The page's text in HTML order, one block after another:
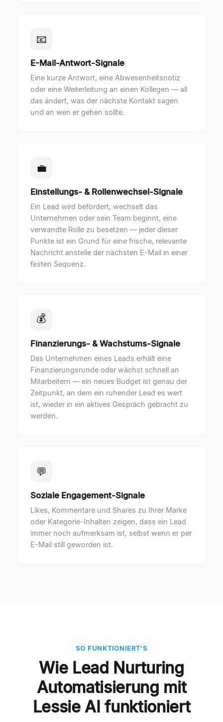
📧
E-Mail-Antwort-Signale
Eine kurze Antwort, eine Abwesenheitsnotiz
oder eine Weiterleitung an einen Kollegen — all
das ändert, was der nächste Kontakt sagen
und an wen er gehen sollte.
💼
Einstellungs- & Rollenwechsel-Signale
Ein Lead wird befördert, wechselt das
Unternehmen oder sein Team beginnt, eine
verwandte Rolle zu besetzen — jeder dieser
Punkte ist ein Grund für eine frische, relevante
Nachricht anstelle der nächsten E-Mail in einer
festen Sequenz.
💰
Finanzierungs- & Wachstums-Signale
Das Unternehmen eines Leads erhält eine
Finanzierungsrunde oder wächst schnell an
Mitarbeitern — ein neues Budget ist genau der
Zeitpunkt, an dem ein ruhender Lead es wert
ist, wieder in ein aktives Gespräch gebracht zu
werden.
💬
Soziale Engagement-Signale
Likes, Kommentare und Shares zu Ihrer Marke
oder Kategorie-Inhalten zeigen, dass ein Lead
immer noch aufmerksam ist, selbst wenn er per
E-Mail still geworden ist.
SO FUNKTIONIERT‘S
Wie Lead Nurturing
Automatisierung mit
Lessie AI funktioniert